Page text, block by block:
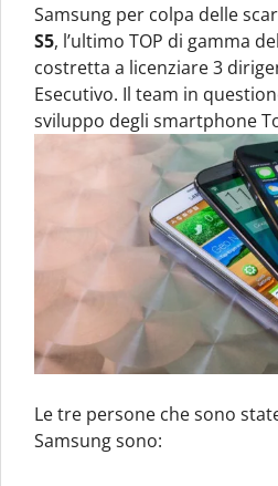
Samsung per colpa delle
S5, l’ultimo TOP di gamma
costretta a licenziare 3
Esecutivo. Il team in
sviluppo degli smartphone
Le tre persone che sono
Samsung sono: